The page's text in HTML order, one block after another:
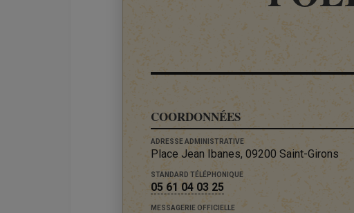
COORDONNÉES
ADRESSE ADMINISTRATIVE
Place Jean Ibanes, 09200 Saint-Girons
STANDARD TÉLÉPHONIQUE
05 61 04 03 25
MESSAGERIE OFFICIELLE